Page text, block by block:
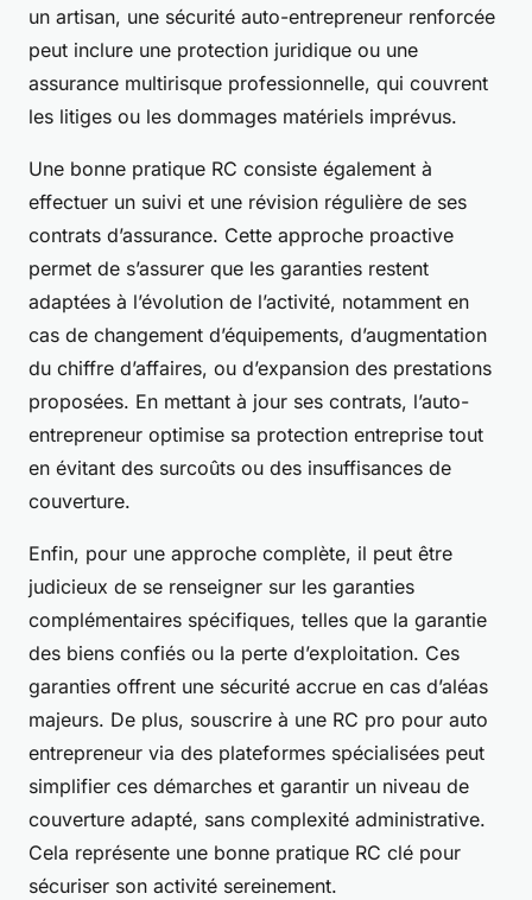
un artisan, une sécurité auto-entrepreneur renforcée
peut inclure une protection juridique ou une
assurance multirisque professionnelle, qui couvrent
les litiges ou les dommages matériels imprévus.
Une bonne pratique RC consiste également à
effectuer un suivi et une révision régulière de ses
contrats d’assurance. Cette approche proactive
permet de s’assurer que les garanties restent
adaptées à l’évolution de l’activité, notamment en
cas de changement d’équipements, d’augmentation
du chiffre d’affaires, ou d’expansion des prestations
proposées. En mettant à jour ses contrats, l’auto-
entrepreneur optimise sa protection entreprise tout
en évitant des surcoûts ou des insuffisances de
couverture.
Enfin, pour une approche complète, il peut être
judicieux de se renseigner sur les garanties
complémentaires spécifiques, telles que la garantie
des biens confiés ou la perte d’exploitation. Ces
garanties offrent une sécurité accrue en cas d’aléas
majeurs. De plus, souscrire à une RC pro pour auto
entrepreneur via des plateformes spécialisées peut
simplifier ces démarches et garantir un niveau de
couverture adapté, sans complexité administrative.
Cela représente une bonne pratique RC clé pour
sécuriser son activité sereinement.